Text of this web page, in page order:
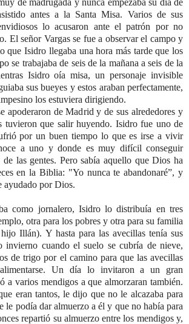
antes a la Santa Misa. Varios de sus
lo acusaron ante el patrón por no
El señor Vargas se fue a observar el campo y
que Isidro llegaba una hora más tarde que los
se trabajaba de seis de la mañana a seis de la
Isidro oía misa, un personaje invisible
sus bueyes y estos araban perfectamente,
los estuviera dirigiendo.
apoderaron de Madrid y de sus alrededores y
tuvieron que salir huyendo. Isidro fue uno de
por un buen tiempo lo que es irse a vivir
a uno y donde es muy difícil conseguir
las gentes. Pero sabía aquello que Dios ha
en la Biblia: "Yo nunca te abandonaré”, y
ayudado por Dios.
como jornalero, Isidro lo distribuía en tres
otra para los pobres y otra para su familia
Illán). Y hasta para las avecillas tenía sus
invierno cuando el suelo se cubría de nieve,
de trigo por el camino para que las avecillas
Un día lo invitaron a un gran
a varios mendigos a que almorzaran también.
eran tantos, le dijo que no le alcazaba para
le podía dar almuerzo a él y que no había para
repartió su almuerzo entre los mendigos y,